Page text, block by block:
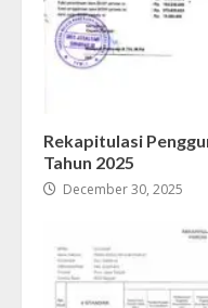
Rekapitulasi
Tahun 2025
December 30, 2025